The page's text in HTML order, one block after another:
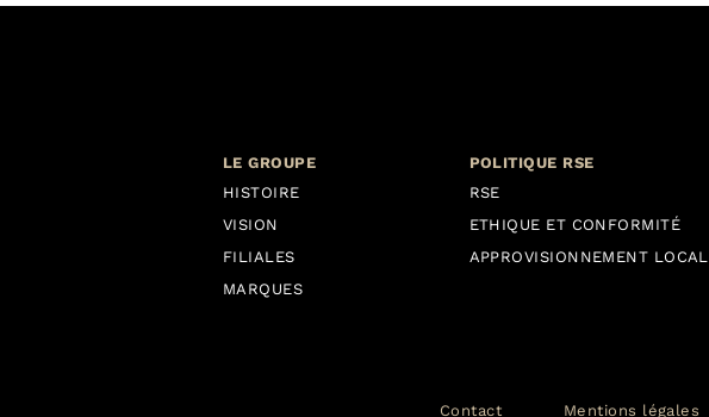
LE GROUPE
HISTOIRE
VISION
FILIALES
MARQUES
POLITIQUE RSE
RSE
ETHIQUE ET CONFORMITÉ
APPROVISIONNEMENT LOCAL
Contact Mentions légales